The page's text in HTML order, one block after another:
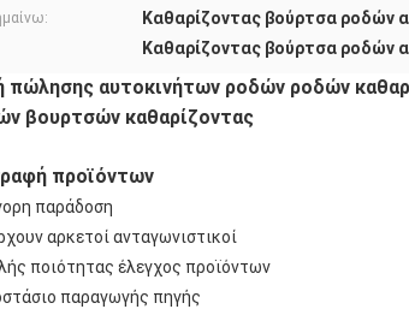
Καθαρίζοντας βούρτσα ροδών
Καθαρίζοντας βούρτσα ροδών
πώλησης αυτοκινήτων ροδών ροδών
βουρτσών καθαρίζοντας
προϊόντων
παράδοση
αρκετοί ανταγωνιστικοί
ποιότητας έλεγχος προϊόντων
παραγωγής πηγής